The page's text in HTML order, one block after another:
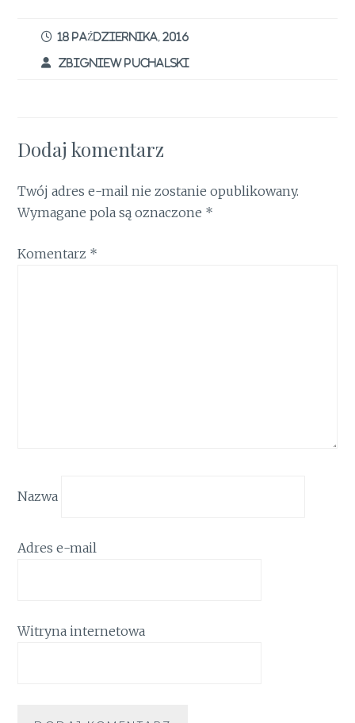
o
o
r
st
e
18 PAŹDZIERNIKA, 2016
ZBIGNIEW PUCHALSKI
Dodaj komentarz
Twój adres e-mail nie zostanie opublikowany.
Wymagane pola są oznaczone *
Komentarz *
Nazwa
Adres e-mail
Witryna internetowa